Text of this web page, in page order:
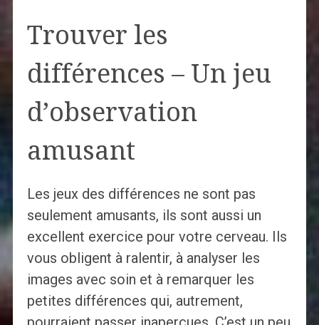
Trouver les
différences – Un jeu
d’observation
amusant
Les jeux des différences ne sont pas
seulement amusants, ils sont aussi un
excellent exercice pour votre cerveau. Ils
vous obligent à ralentir, à analyser les
images avec soin et à remarquer les
petites différences qui, autrement,